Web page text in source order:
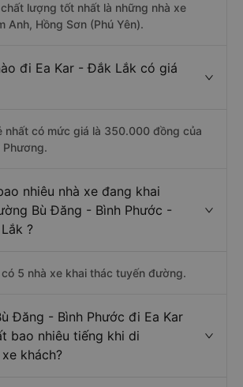
lượng tốt nhất là những nhà xe
Anh, Hồng Sơn (Phú Yên).
đi Ea Kar - Đắk Lắk có giá
nhất có mức giá là 350.000 đồng của
Phương.
nhiêu nhà xe đang khai
Bù Đăng - Bình Phước -
?
5 nhà xe khai thác tuyến đường.
Đăng - Bình Phước đi Ea Kar
bao nhiêu tiếng khi di
khách?